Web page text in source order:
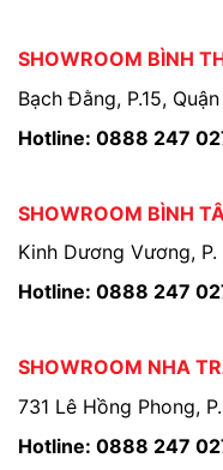
SHOWROOM BÌNH
Bạch Đằng, P.15,
Hotline: 0888 247
SHOWROOM BÌNH
Kinh Dương Vương, P.
Hotline: 0888 247
SHOWROOM NHA
731 Lê Hồng Phong,
Hotline: 0888 247